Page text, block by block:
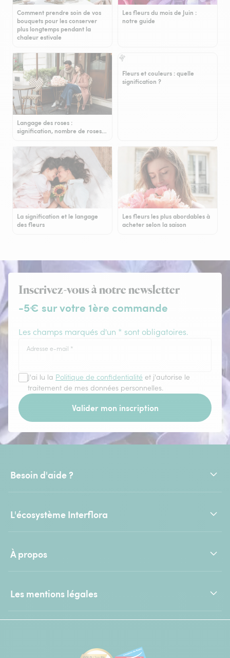
Comment prendre soin de vos
bouquets pour les conserver
plus longtemps pendant la
chaleur estivale
Les fleurs du mois de Juin :
notre guide
Langage des roses :
signification, nombre de roses…
Fleurs et couleurs : quelle
signification ?
La signification et le langage
des fleurs
Les fleurs les plus abordables à
acheter selon la saison
Inscrivez-vous à notre newsletter
-5€ sur votre 1ère commande
Les champs marqués d'un * sont obligatoires.
Adresse e-mail *
J'ai lu la Politique de confidentialité et j'autorise le
traitement de mes données personnelles.
Valider mon inscription
Besoin d'aide ?
L'écosystème Interflora
À propos
Les mentions légales